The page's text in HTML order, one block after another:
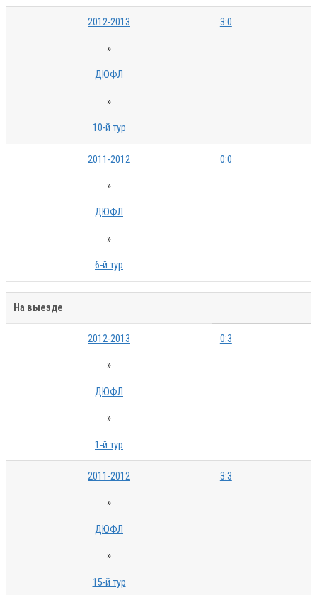
2012-2013
»
ДЮФЛ
»
10-й тур
3:0
2011-2012
»
ДЮФЛ
»
6-й тур
0:0
На выезде
2012-2013
»
ДЮФЛ
»
1-й тур
0:3
2011-2012
»
ДЮФЛ
»
15-й тур
3:3